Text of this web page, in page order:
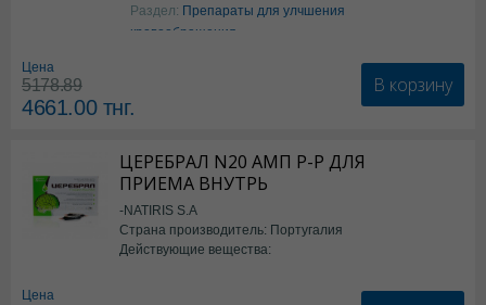
Раздел: Препараты для улчшения
кровообращения
Цена
5178.89
4661.00тнг.
В корзину
ЦЕРЕБРАЛ N20 АМП Р-Р ДЛЯ
ПРИЕМА ВНУТРЬ
-NATIRIS S.A
Страна производитель: Португалия
Действующие вещества:
Цена